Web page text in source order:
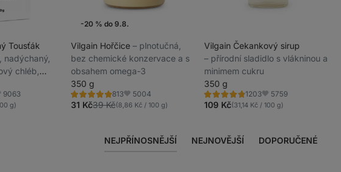
Tousťák
nadýchaný,
chléb,
9063
g)
-20 % do 9.8.
Vilgain Hořčice ⁠–⁠ plnotučná,
bez chemické konzervace a s
obsahem omega-3
350 g
813
Hodnocení
4.9/5,
Oblíbené
5004
31 Kč39 Kč(8,86 Kč / 100 g)
Vilgain Čekankový sirup
⁠–⁠ přírodní sladidlo s vlákninou a
minimem cukru
350 g
1203
Hodnocení
4.8/5,
Oblíbené
5759
109 Kč(31,14 Kč / 100 g)
NEJPŘÍNOSNĚJŠÍ NEJNOVĚJŠÍ DOPORUČENÉ